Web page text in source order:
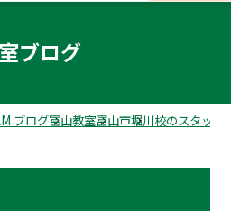
ブログ
ブログ富山教室富山市堀川校のスタッフ